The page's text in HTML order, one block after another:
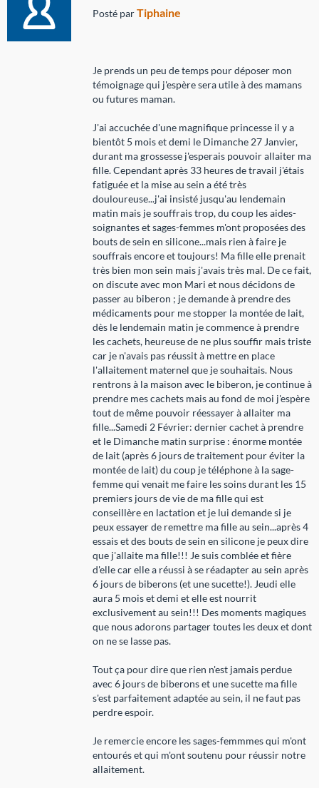
Posté parTiphaine
Je prends un peu de temps pour déposer mon
témoignage qui j'espère sera utile à des mamans
ou futures maman.
J'ai accuchée d'une magnifique princesse il y a
bientôt 5 mois et demi le Dimanche 27 Janvier,
durant ma grossesse j'esperais pouvoir allaiter ma
fille. Cependant après 33 heures de travail j'étais
fatiguée et la mise au sein a été très
douloureuse...j'ai insisté jusqu'au lendemain
matin mais je souffrais trop, du coup les aides-
soignantes et sages-femmes m'ont proposées des
bouts de sein en silicone...mais rien à faire je
souffrais encore et toujours! Ma fille elle prenait
très bien mon sein mais j'avais très mal. De ce fait,
on discute avec mon Mari et nous décidons de
passer au biberon ; je demande à prendre des
médicaments pour me stopper la montée de lait,
dès le lendemain matin je commence à prendre
les cachets, heureuse de ne plus souffir mais triste
car je n'avais pas réussit à mettre en place
l'allaitement maternel que je souhaitais. Nous
rentrons à la maison avec le biberon, je continue à
prendre mes cachets mais au fond de moi j'espère
tout de même pouvoir réessayer à allaiter ma
fille...Samedi 2 Février: dernier cachet à prendre
et le Dimanche matin surprise : énorme montée
de lait (après 6 jours de traitement pour éviter la
montée de lait) du coup je téléphone à la sage-
femme qui venait me faire les soins durant les 15
premiers jours de vie de ma fille qui est
conseillère en lactation et je lui demande si je
peux essayer de remettre ma fille au sein...après 4
essais et des bouts de sein en silicone je peux dire
que j'allaite ma fille!!! Je suis comblée et fière
d'elle car elle a réussi à se réadapter au sein après
6 jours de biberons (et une sucette!). Jeudi elle
aura 5 mois et demi et elle est nourrit
exclusivement au sein!!! Des moments magiques
que nous adorons partager toutes les deux et dont
on ne se lasse pas.
Tout ça pour dire que rien n'est jamais perdue
avec 6 jours de biberons et une sucette ma fille
s'est parfaitement adaptée au sein, il ne faut pas
perdre espoir.
Je remercie encore les sages-femmmes qui m'ont
entourés et qui m'ont soutenu pour réussir notre
allaitement.